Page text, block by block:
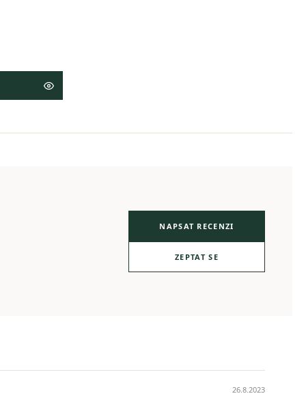
NAPSAT RECENZI
ZEPTAT SE
26.8.2023